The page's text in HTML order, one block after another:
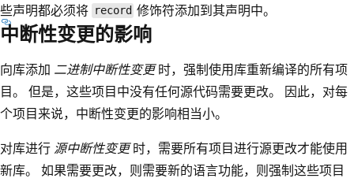
些声明都必须将 record 修饰符添加到其声明中。
中断性变更的影响
向库添加 二进制中断性变更时，强制使用库重新编译的所有项
目。 但是，这些项目中没有任何源代码需要更改。 因此，对每
个项目来说，中断性变更的影响相当小。
对库进行 源中断性变更时，需要所有项目进行源更改才能使用
新库。 如果需要更改，则需要新的语言功能，则强制这些项目